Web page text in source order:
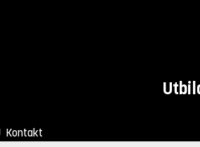
Kontakt